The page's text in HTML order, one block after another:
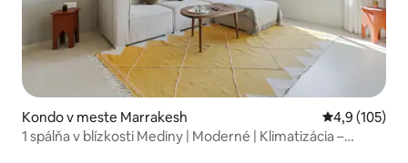
Kondo v meste Marrakesh Priemerné
4,9 (105)
1 spálňa v blízkosti Mediny | Moderné | Klimatizácia –